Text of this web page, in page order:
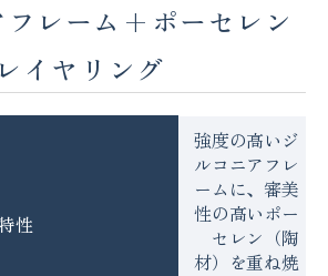
フレーム+ポーセレン
レイヤリング
性
強度の高いジ
ルコニアフレ
ームに、審美
性の高いポー
セレン（陶
材）を重ね焼